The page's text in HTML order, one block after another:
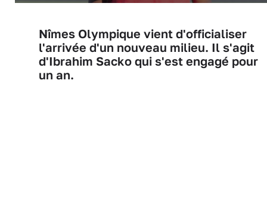
Nîmes Olympique vient d'officialiser
l'arrivée d'un nouveau milieu. Il s'agit
d'Ibrahim Sacko qui s'est engagé pour
un an.